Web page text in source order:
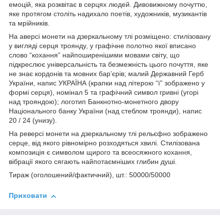
емоцій, яка розквітає в серцях людей. Дивовижному почуттю,
яке протягом століть надихало поетів, художників, музикантів
та мрійників.
На аверсі монети на дзеркальному тлі розміщено: стилізовану
у вигляді серця троянду, у графічне полотно якої вписано
слово “кохання” найпоширенішими мовами світу, що
підкреслює універсальність та безмежність цього почуття, яке
не знає кордонів та мовних бар’єрів; малий Державний Герб
України, напис УКРАЇНА (крапки над літерою “ї” зображено у
формі серця), номінал 5 та графічний символ гривні (угорі
над трояндою); логотип Банкнотно-монетного двору
Національного банку України (над стеблом троянди), напис
20 / 24 (унизу).
На реверсі монети на дзеркальному тлі рельєфно зображено
серце, від якого рівномірно розходяться хвилі. Стилізована
композиція є символом щирого та всеосяжного кохання,
вібрації якого сягають найпотаємніших глибин душі.
Тираж (оголошений/фактичний), шт.: 50000/50000
Приховати